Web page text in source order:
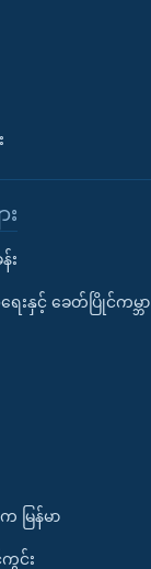
း
းနှင့် ခေတ်ပြိုင်ကမ္ဘာ
မြန်မာ
င်ကွင်း